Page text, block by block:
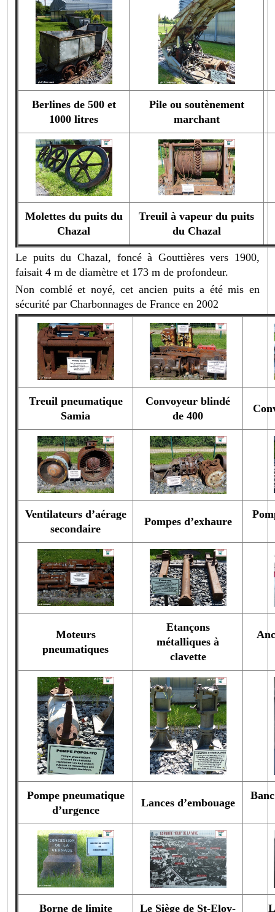
Berlines de 500 et
1000 litres
Pile ou soutènement
marchant
Molettes du puits du
Chazal
Treuil à vapeur du puits
du Chazal
Le puits du Chazal, foncé à Gouttières vers 1900,
faisait 4 m de diamètre et 173 m de profondeur.
Non comblé et noyé, cet ancien puits a été mis en
sécurité par Charbonnages de France en 2002
Treuil pneumatique
Samia
Convoyeur blindé
de 400
Ventilateurs d’aérage
secondaire
Pompes d’exhaure
Moteurs
pneumatiques
Etançons
métalliques à
clavette
Pompe pneumatique
d’urgence
Lances d’embouage
Borne de limite Le Siège de St-Eloy-